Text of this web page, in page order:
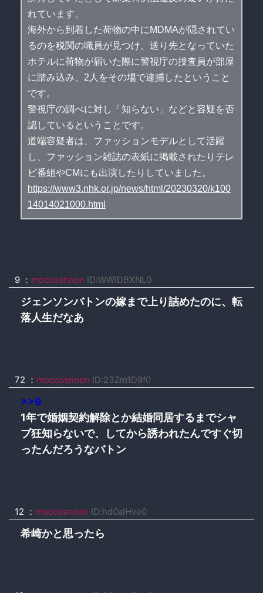
れています。
海外から到着した荷物の中にMDMAが隠されてい
るのを税関の職員が見つけ、送り先となっていた
ホテルに荷物が届いた際に警視庁の捜査員が部屋
に踏み込み、2人をその場で逮捕したということ
です。
警視庁の調べに対し「知らない」などと容疑を否
認しているということです。
道端容疑者は、ファッションモデルとして活躍
し、ファッション雑誌の表紙に掲載されたりテレ
ビ番組やCMにも出演したりしていました。
https://www3.nhk.or.jp/news/html/20230320/k100
14014021000.html
9 ： moccosnoon ID:WWlDBXNL0
ジェンソンバトンの嫁まで上り詰めたのに、転
落人生だなあ
72 ： moccosnoon ID:23Zm1D9f0
>>9
1年で婚姻契約解除とか結婚同居するまでシャ
ブ狂知らないで、してから誘われたんですぐ切
ったんだろうなバトン
12 ： moccosnoon ID:hd0alHve0
希崎かと思ったら